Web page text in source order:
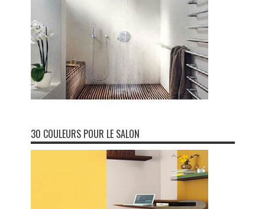
30 COULEURS POUR LE SALON